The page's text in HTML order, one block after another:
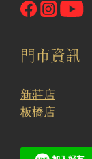
門市資訊
新莊店
板橋店